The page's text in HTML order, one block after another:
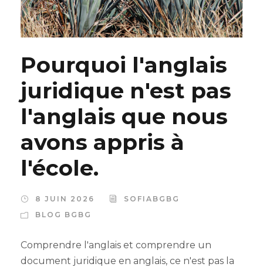
Pourquoi l'anglais
juridique n'est pas
l'anglais que nous
avons appris à
l'école.
8 JUIN 2026
SOFIABGBG
BLOG BGBG
Comprendre l'anglais et comprendre un
document juridique en anglais, ce n'est pas la